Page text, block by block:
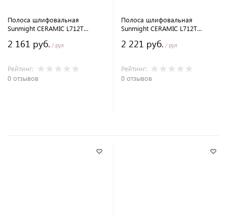
Полоса шлифовальная
Sunmight CERAMIC L712T
перфорацией 12м.
2 161 руб. / рул
Рейтинг:
0 отзывов
Полоса шлифовальная
Sunmight CERAMIC L712T
перфорацией 12м.
2 221 руб. / рул
Рейтинг:
0 отзывов